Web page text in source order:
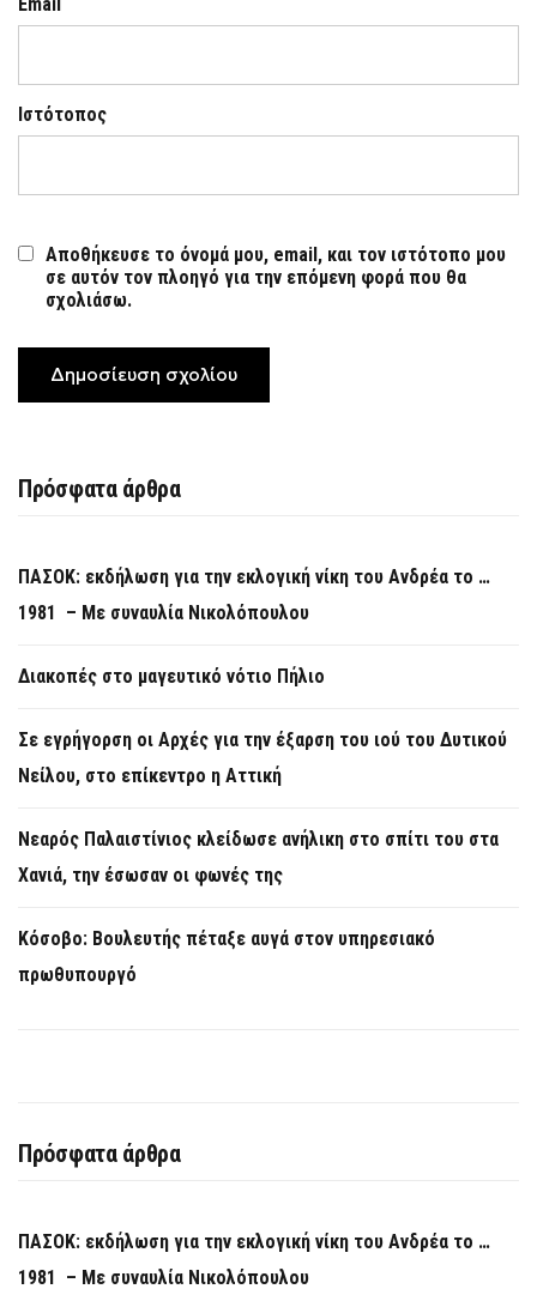
Ιστότοπος
Αποθήκευσε το όνομά μου, email, και τον ιστότοπο μου
σε αυτόν τον πλοηγό για την επόμενη φορά που θα
σχολιάσω.
Πρόσφατα άρθρα
ΠΑΣΟΚ: εκδήλωση για την εκλογική νίκη του Ανδρέα το …
1981 – Με συναυλία Νικολόπουλου
Διακοπές στο μαγευτικό νότιο Πήλιο
Σε εγρήγορση οι Αρχές για την έξαρση του ιού του Δυτικού
Νείλου, στο επίκεντρο η Αττική
Νεαρός Παλαιστίνιος κλείδωσε ανήλικη στο σπίτι του στα
Χανιά, την έσωσαν οι φωνές της
Κόσοβο: Βουλευτής πέταξε αυγά στον υπηρεσιακό
πρωθυπουργό
Πρόσφατα άρθρα
ΠΑΣΟΚ: εκδήλωση για την εκλογική νίκη του Ανδρέα το …
1981 – Με συναυλία Νικολόπουλου